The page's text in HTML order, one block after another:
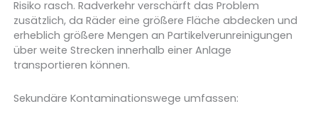
Risiko rasch. Radverkehr verschärft das Problem
zusätzlich, da Räder eine größere Fläche abdecken und
erheblich größere Mengen an Partikelverunreinigungen
über weite Strecken innerhalb einer Anlage
transportieren können.
Sekundäre Kontaminationswege umfassen: